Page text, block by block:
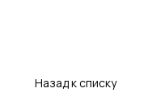
Назад к списку